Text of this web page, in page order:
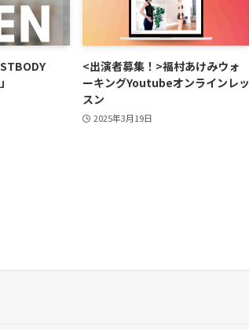
<出演者募集！>福村あけみウォ
ーキングYoutubeオンラインレッ
スン
2025年3月19日